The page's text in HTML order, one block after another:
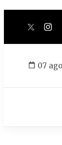
twitter
07